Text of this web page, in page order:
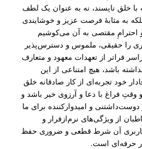
با خلق ناپسند، نه به عنوان یک لطف
به مثابۀ فرصت عزیز و خوشایندی
احترامِ مقتصی به آن می‌کوشیم
را حقیقی، ملموس و دسترس‌پذیر
فراتر از تعهدات معهود و متعارف
باشد، هیچ امتناعی از این
خود تجربه‌ای از کار صادقانه خلق
وقتِ فراغ با دعا و آرزوی خیر باشد و
و امیدوار‌کننده برای ما
از ویژگی‌های نرم‌ازفرار و
آن شرط قطعی و ضروری حفظ
حرفه‌ای است.